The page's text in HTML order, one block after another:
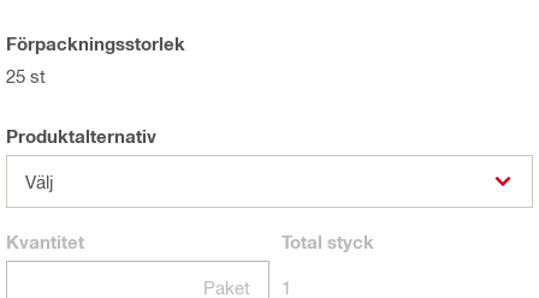
Förpackningsstorlek
25 st
Produktalternativ
Välj
Kvantitet
Paket
Total styck
1